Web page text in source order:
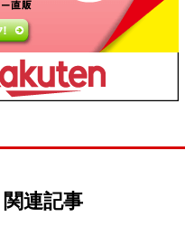
関連記事